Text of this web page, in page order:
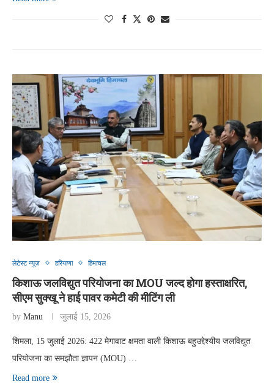
लेटेस्ट न्यूज़ हरियाणा हिमाचल
किशाऊ जलविद्युत परियोजना का MOU जल्द होगा हस्ताक्षरित,
सीएम सुक्खू ने हाई पावर कमेटी की मीटिंग ली
by Manu जुलाई 15, 2026
शिमला, 15 जुलाई 2026: 422 मेगावाट क्षमता वाली किशाऊ बहुउद्देश्यीय जलविद्युत
परियोजना का समझौता ज्ञापन (MOU) …
Read more